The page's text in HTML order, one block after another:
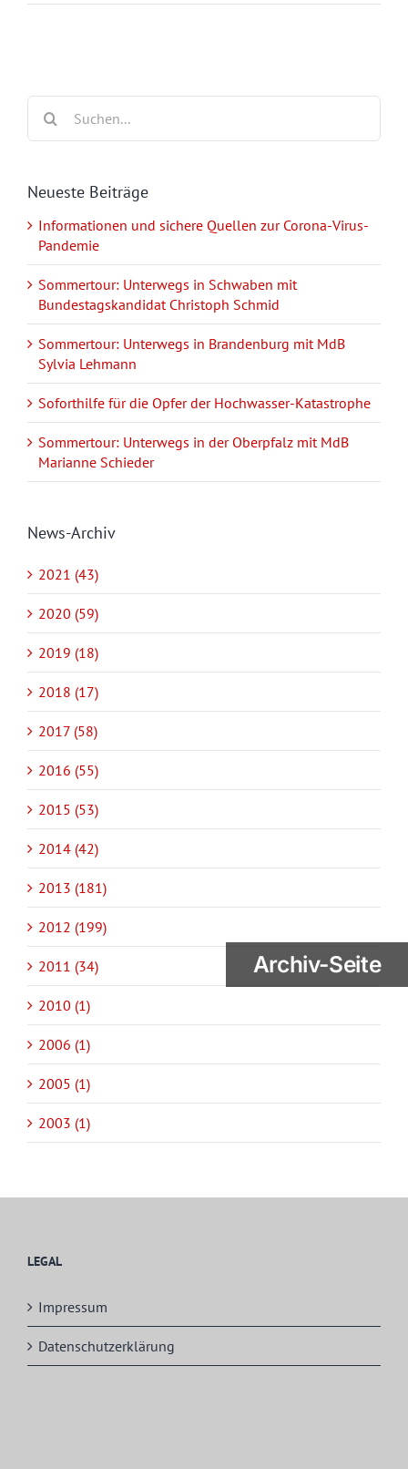
nach:
Neueste Beiträge
Informationen und sichere Quellen zur Corona-Virus-
Pandemie
Sommertour: Unterwegs in Schwaben mit
Bundestagskandidat Christoph Schmid
Sommertour: Unterwegs in Brandenburg mit MdB
Sylvia Lehmann
Soforthilfe für die Opfer der Hochwasser-Katastrophe
Sommertour: Unterwegs in der Oberpfalz mit MdB
Marianne Schieder
News-Archiv
2021 (43)
2020 (59)
2019 (18)
2018 (17)
2017 (58)
2016 (55)
2015 (53)
2014 (42)
2013 (181)
2012 (199)
2011 (34)
2010 (1)
2006 (1)
2005 (1)
2003 (1)
LEGAL
Impressum
Datenschutzerklärung
Archiv-Seite